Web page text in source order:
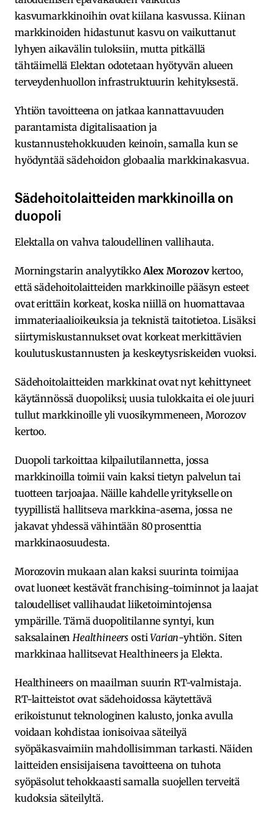
kasvumarkkinoihin ovat kiilana kasvussa. Kiinan
markkinoiden hidastunut kasvu on vaikuttanut
lyhyen aikavälin tuloksiin, mutta pitkällä
tähtäimellä Elektan odotetaan hyötyvän alueen
terveydenhuollon infrastruktuurin kehityksestä.
Yhtiön tavoitteena on jatkaa kannattavuuden
parantamista digitalisaation ja
kustannustehokkuuden keinoin, samalla kun se
hyödyntää sädehoidon globaalia markkinakasvua.
Sädehoitolaitteiden markkinoilla on
duopoli
Elektalla on vahva taloudellinen vallihauta.
Morningstarin analyytikko Alex Morozovkertoo,
että sädehoitolaitteiden markkinoille pääsyn esteet
ovat erittäin korkeat, koska niillä on huomattavaa
immateriaalioikeuksia ja teknistä taitotietoa. Lisäksi
siirtymiskustannukset ovat korkeat merkittävien
koulutuskustannusten ja keskeytysriskeiden vuoksi.
Sädehoitolaitteiden markkinat ovat nyt kehittyneet
käytännössä duopoliksi; uusia tulokkaita ei ole juuri
tullut markkinoille yli vuosikymmeneen, Morozov
kertoo.
Duopoli tarkoittaa kilpailutilannetta, jossa
markkinoilla toimii vain kaksi tietyn palvelun tai
tuotteen tarjoajaa. Näille kahdelle yritykselle on
tyypillistä hallitseva markkina-asema, jossa ne
jakavat yhdessä vähintään 80 prosenttia
markkinaosuudesta.
Morozovin mukaan alan kaksi suurinta toimijaa
ovat luoneet kestävät franchising-toiminnot ja laajat
taloudelliset vallihaudat liiketoimintojensa
ympärille. Tämä duopolitilanne syntyi, kun
saksalainen Healthineers ostiVarian-yhtiön. Siten
markkinaa hallitsevat Healthineers ja Elekta.
Healthineers on maailman suurin RT-valmistaja.
RT-laitteistot ovat sädehoidossa käytettävä
erikoistunut teknologinen kalusto, jonka avulla
voidaan kohdistaa ionisoivaa säteilyä
syöpäkasvaimiin mahdollisimman tarkasti. Näiden
laitteiden ensisijaisena tavoitteena on tuhota
syöpäsolut tehokkaasti samalla suojellen terveitä
kudoksia säteilyltä.